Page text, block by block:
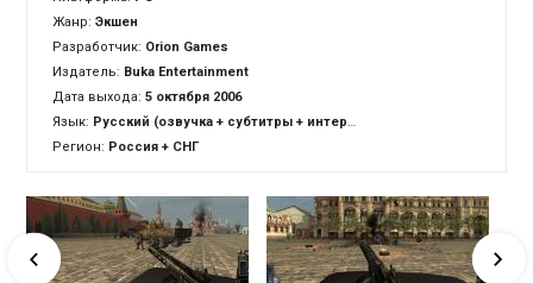
Жанр:Экшен
Разработчик: Orion Games
Издатель: Buka Entertainment
Дата выхода: 5 октября 2006
Язык: Русский (озвучка + субтитры + интерфейс), Английский (озвучка + субтитры + интерфейс)
Регион: Россия + СНГ